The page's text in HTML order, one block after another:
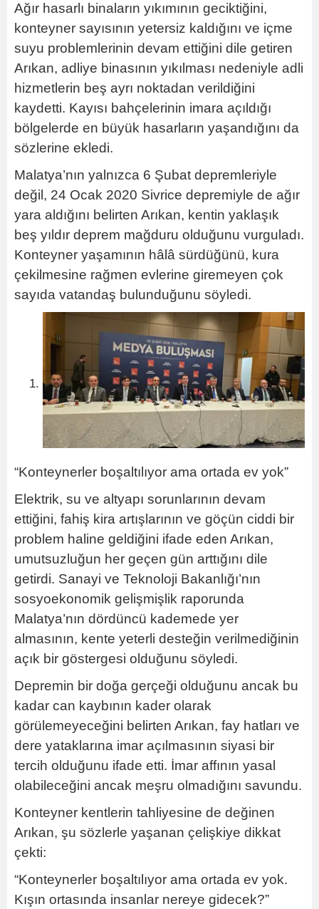
Ağır hasarlı binaların yıkımının geciktiğini,
konteyner sayısının yetersiz kaldığını ve içme
suyu problemlerinin devam ettiğini dile getiren
Arıkan, adliye binasının yıkılması nedeniyle adli
hizmetlerin beş ayrı noktadan verildiğini
kaydetti. Kayısı bahçelerinin imara açıldığı
bölgelerde en büyük hasarların yaşandığını da
sözlerine ekledi.
Malatya’nın yalnızca 6 Şubat depremleriyle
değil, 24 Ocak 2020 Sivrice depremiyle de ağır
yara aldığını belirten Arıkan, kentin yaklaşık
beş yıldır deprem mağduru olduğunu vurguladı.
Konteyner yaşamının hâlâ sürdüğünü, kura
çekilmesine rağmen evlerine giremeyen çok
sayıda vatandaş bulunduğunu söyledi.
“Konteynerler boşaltılıyor ama ortada ev yok”
Elektrik, su ve altyapı sorunlarının devam
ettiğini, fahiş kira artışlarının ve göçün ciddi bir
problem haline geldiğini ifade eden Arıkan,
umutsuzluğun her geçen gün arttığını dile
getirdi. Sanayi ve Teknoloji Bakanlığı’nın
sosyoekonomik gelişmişlik raporunda
Malatya’nın dördüncü kademede yer
almasının, kente yeterli desteğin verilmediğinin
açık bir göstergesi olduğunu söyledi.
Depremin bir doğa gerçeği olduğunu ancak bu
kadar can kaybının kader olarak
görülemeyeceğini belirten Arıkan, fay hatları ve
dere yataklarına imar açılmasının siyasi bir
tercih olduğunu ifade etti. İmar affının yasal
olabileceğini ancak meşru olmadığını savundu.
Konteyner kentlerin tahliyesine de değinen
Arıkan, şu sözlerle yaşanan çelişkiye dikkat
çekti:
“Konteynerler boşaltılıyor ama ortada ev yok.
Kışın ortasında insanlar nereye gidecek?”